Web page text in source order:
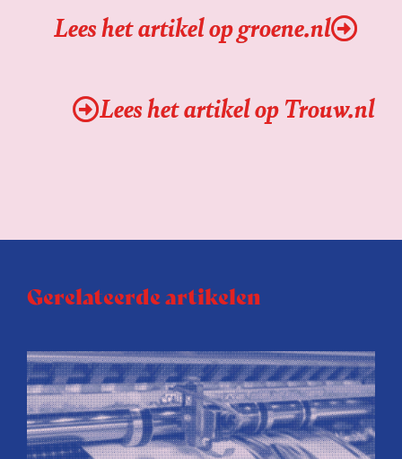
Lees het artikel op groene.nl
Lees het artikel op Trouw.nl
Gerelateerde artikelen